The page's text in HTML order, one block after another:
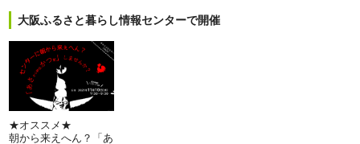
大阪ふるさと暮らし情報センターで開催
★オススメ★
朝から来えへん？「あ